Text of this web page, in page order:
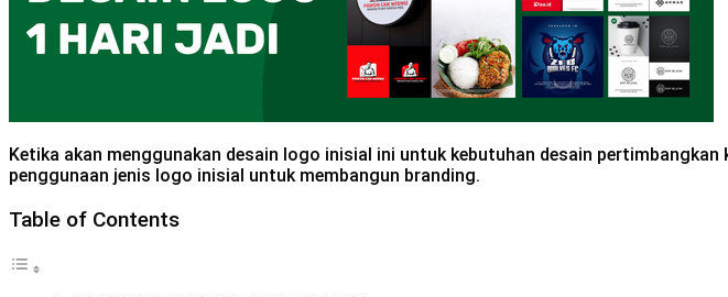
Ketika akan menggunakan desain logo inisial ini untuk kebutuhan desain
penggunaan jenis logo inisial untuk membangun branding.
Table of Contents